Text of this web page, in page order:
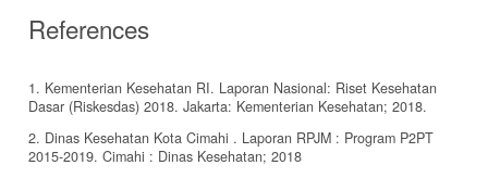
References
1. Kementerian Kesehatan RI. Laporan Nasional: Riset Kesehatan
Dasar (Riskesdas) 2018. Jakarta: Kementerian Kesehatan; 2018.
2. Dinas Kesehatan Kota Cimahi . Laporan RPJM : Program P2PT
2015-2019. Cimahi : Dinas Kesehatan; 2018